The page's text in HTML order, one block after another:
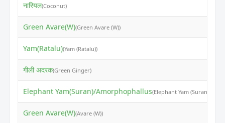
नारियल(Coconut)
Green Avare(W)(Green Avare (W))
Yam(Ratalu)(Yam (Ratalu))
गीली अदरक(Green Ginger)
Elephant Yam(Suran)/Amorphophallus(Elephant Yam (Suran))
Green Avare(W)(Avare (W))